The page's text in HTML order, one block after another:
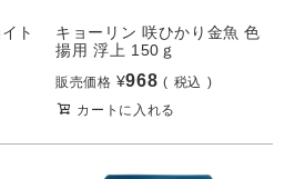
ト
キョーリン 咲ひかり金魚 色
揚用 浮上 150ｇ
販売価格 ¥968
税込
カートに入れる